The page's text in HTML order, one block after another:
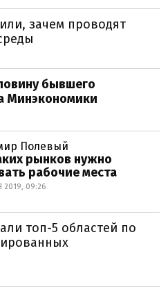
зачем проводят
бывшего
Минэкономики
Полевый
рынков нужно
рабочие места
2019, 09:26
топ-5 областей по